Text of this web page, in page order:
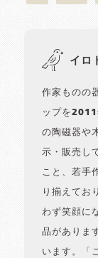
イロ
作家ものの
ップを
の陶磁器や
示・販売し
こと、若手
り揃えてお
わず笑顔に
品がありま
います。「